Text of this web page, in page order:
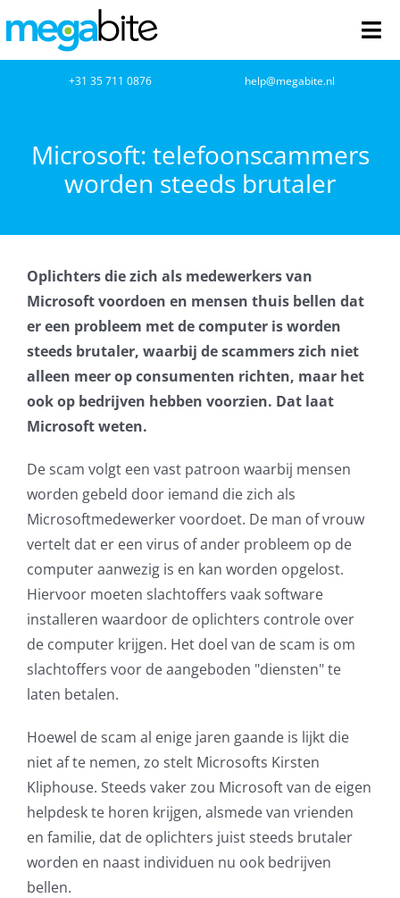
naar
inhoud
Netwerkbeheer
Cloud Computing
VOIP
Microsoft NCE
AVG
Office365
Glasvezelverbindingen
Microsoft software licenties
SLA overeenkomsten
Remote Help
WordPress SLA Contract
Contact
+31 35 711 0876 help@megabite.nl
Microsoft: telefoonscammers
worden steeds brutaler
Oplichters die zich als medewerkers van
Microsoft voordoen en mensen thuis bellen dat
er een probleem met de computer is worden
steeds brutaler, waarbij de scammers zich niet
alleen meer op consumenten richten, maar het
ook op bedrijven hebben voorzien. Dat laat
Microsoft weten.
De scam volgt een vast patroon waarbij mensen
worden gebeld door iemand die zich als
Microsoftmedewerker voordoet. De man of vrouw
vertelt dat er een virus of ander probleem op de
computer aanwezig is en kan worden opgelost.
Hiervoor moeten slachtoffers vaak software
installeren waardoor de oplichters controle over
de computer krijgen. Het doel van de scam is om
slachtoffers voor de aangeboden "diensten" te
laten betalen.
Hoewel de scam al enige jaren gaande is lijkt die
niet af te nemen, zo stelt Microsofts Kirsten
Kliphouse. Steeds vaker zou Microsoft van de eigen
helpdesk te horen krijgen, alsmede van vrienden
en familie, dat de oplichters juist steeds brutaler
worden en naast individuen nu ook bedrijven
bellen.